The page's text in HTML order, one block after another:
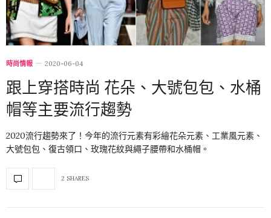
時尚情報 2020-06-04
跟上穿搭時尚 花朵、大號包包、水桶
帽等主要流行趨勢
2020流行趨勢來了！今年的流行元素有彩繪花朵元素、工業風元素、
大號包包、復古領口、玫瑰花紋與繩子腰帶和水桶帽。
2 SHARES